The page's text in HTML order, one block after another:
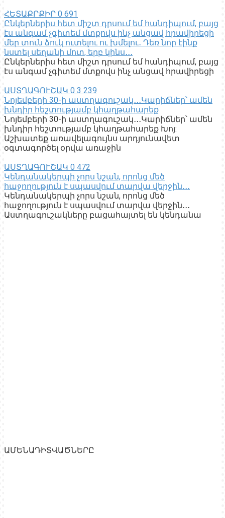
ՀԵՏԱՔՐՔԻՐ 0 691
Ընկերներիս հետ միշտ դրսում եմ հանդիպում, բայց
էս անգամ չգիտեմ մտքովս ինչ անցավ հրավիրեցի
մեր տուն ձուկ ուտելու ու խմելու․ Դեռ նոր էինք
նստել սեղանի մոտ, երբ կինս․․․
Ընկերներիս հետ միշտ դրսում եմ հանդիպում, բայց
էս անգամ չգիտեմ մտքովս ինչ անցավ հրավիրեցի
ԱՍՏՂԱԳՈՒՇԱԿ 0 3 239
Նոյեմբերի 30-ի աստղագուշակ․․․Կարիճներ՝ ամեն
խնդիր հեշտությամբ կհաղթահարեք
Նոյեմբերի 30-ի աստղագուշակ․․․Կարիճներ՝ ամեն
խնդիր հեշտությամբ կհաղթահարեք Խոյ:
Աշխատեք առավելագույնս արդյունավետ
օգտագործել օրվա առաջին
ԱՍՏՂԱԳՈՒՇԱԿ 0 472
Կենդանակերպի չորս նշան, որոնց մեծ
հաջողություն է սպասվում տարվա վերջին․․․
Կենդանակերպի չորս նշան, որոնց մեծ
հաջողություն է սպասվում տարվա վերջին․․․
Աստղագուշակները բացահայտել են կենդանա
ԱՄԵՆԱԴԻՏՎԱԾՆԵՐԸ